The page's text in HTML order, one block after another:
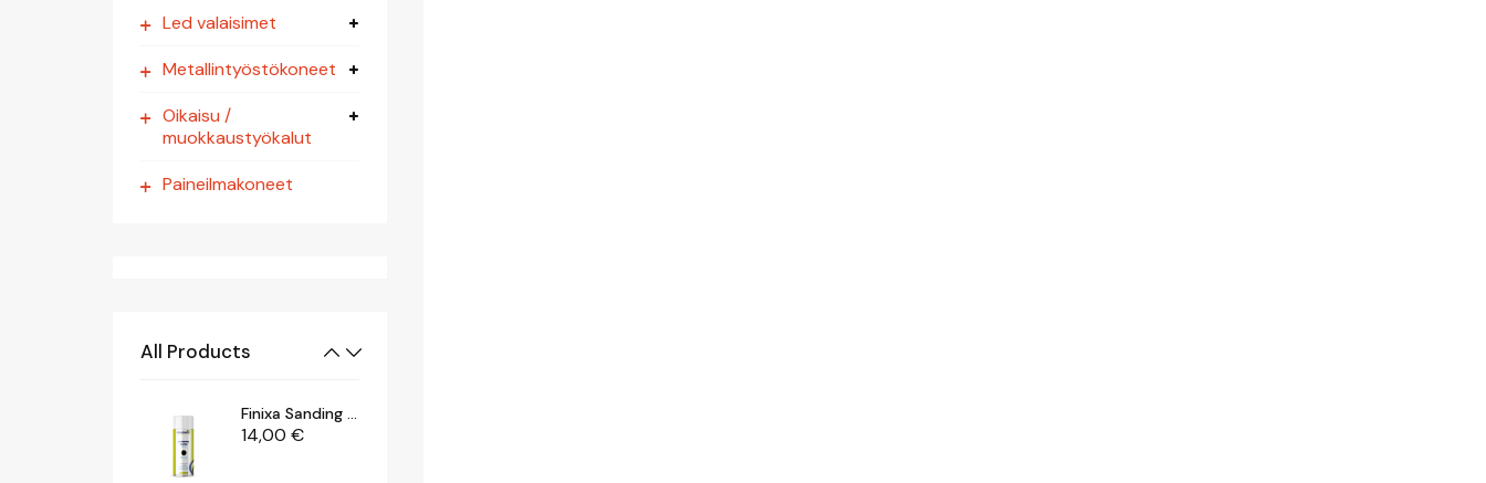
Led valaisimet
Metallintyöstökoneet
Oikaisu /
muokkaustyökalut
Paineilmakoneet
All Products
Finixa Sanding Guide 400 Ml
14,00 €